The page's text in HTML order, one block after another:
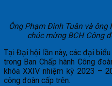
Ông Phạm Đình Tuân và ông
chúc mừng BCH Công
Tại Đại hội lần này, các đại
trong Ban Chấp hành Công
khóa XXIV nhiệm kỳ 2023 –
công đoàn cấp trên.